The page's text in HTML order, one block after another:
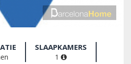
SLAAPKAMERS
1